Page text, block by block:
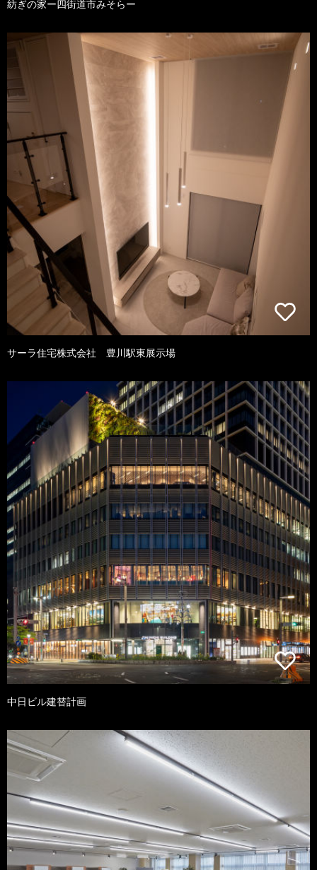
紡ぎの家ー四街道市みそらー
サーラ住宅株式会社 豊川駅東展示場
中日ビル建替計画